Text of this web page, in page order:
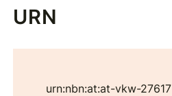
URN
urn:nbn:at:at-vkw-27617